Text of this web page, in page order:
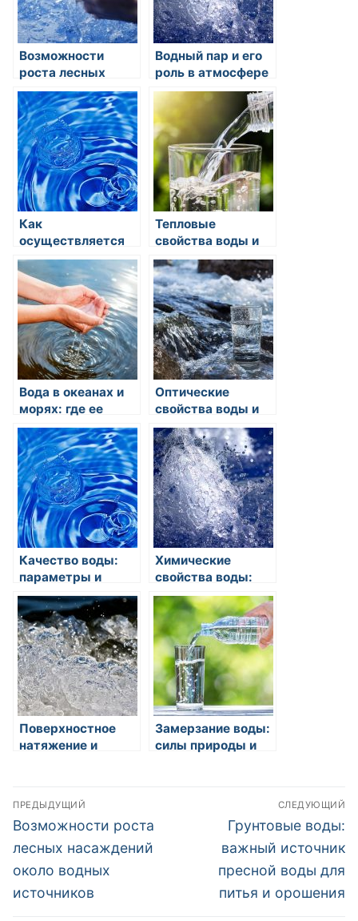
Возможности
роста лесных
насаждений около
водных
источников
Водный пар и его
роль в атмосфере
Как
осуществляется
десалинация
морской воды для
питья?
Тепловые
свойства воды и
их влияние на
климат:
непрерывный
поток жизненной
силы
Вода в океанах и
морях: где ее
можно
использовать?
Оптические
свойства воды и
явления,
связанные с
преломлением и
отражением
Качество воды:
параметры и
требования
Химические
свойства воды:
растворимость и
реакции
Поверхностное
натяжение и
Замерзание воды:
силы природы и
Навигация
по
записям
ПРЕДЫДУЩИЙ
Предыдущая
запись:
Возможности роста
лесных насаждений
около водных
источников
СЛЕДУЮЩИЙ
Следующая
запись:
Грунтовые воды:
важный источник
пресной воды для
питья и орошения